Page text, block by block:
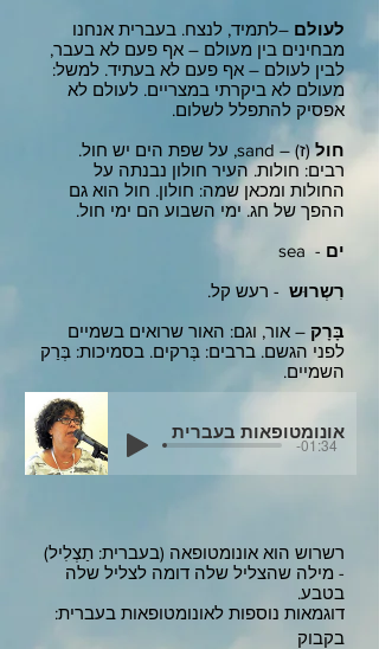
לעולם –לתמיד, לנצח. בעברית אנחנו
מבחינים בין מעולם – אף פעם לא בעבר,
לבין לעולם – אף פעם לא בעתיד. למשל:
מעולם לא ביקרתי במצריים. לעולם לא
אפסיק להתפלל לשלום.
חול
(ז) – sand, על שפת הים יש חול.
רבים: חולות. העיר חולון נבנתה על
החולות ומכאן שמה: חולון. חול הוא גם
ההפך של חג. ימי השבוע הם ימי חול.
ים - sea
רִשְרוּש - רעש קל.
בָּרָק – אור, וגם: האור שרואים בשמיים
לפני הגשם. ברבים: בְּרקים. בסמיכות: בְּרַק
השמיים.
אונומטופאות בעברית
רשרוש הוא אונומטופאה (בעברית: תַצְלִיל)
- מילה שהצליל שלה דומה לצליל שלה
בטבע.
דוגמאות נוספות לאונומטופאות בעברית:
בקבוק
-01:34